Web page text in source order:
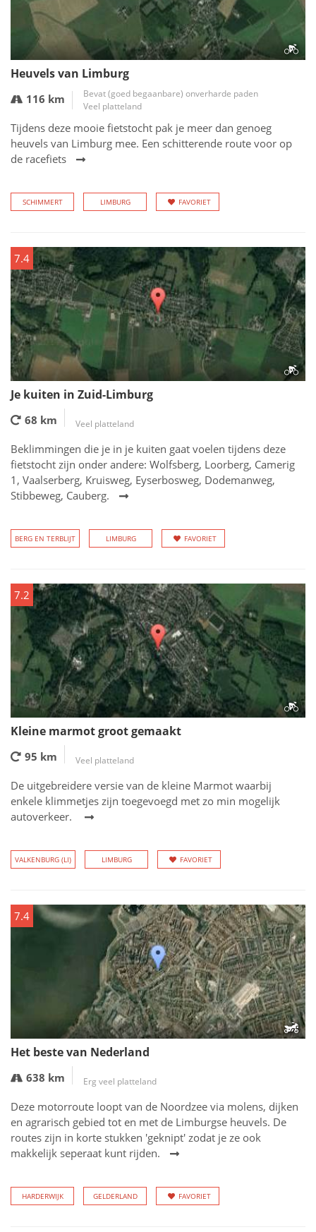
Heuvels van Limburg
116 km
Bevat (goed begaanbare) onverharde paden
Veel platteland
Tijdens deze mooie fietstocht pak je meer dan genoeg
heuvels van Limburg mee. Een schitterende route voor op
de racefiets
SCHIMMERT LIMBURG FAVORIET
7.4
Je kuiten in Zuid-Limburg
68 km Veel platteland
Beklimmingen die je in je kuiten gaat voelen tijdens deze
fietstocht zijn onder andere: Wolfsberg, Loorberg, Camerig
1, Vaalserberg, Kruisweg, Eyserbosweg, Dodemanweg,
Stibbeweg, Cauberg.
BERG EN TERBLIJT LIMBURG FAVORIET
7.2
Kleine marmot groot gemaakt
95 km Veel platteland
De uitgebreidere versie van de kleine Marmot waarbij
enkele klimmetjes zijn toegevoegd met zo min mogelijk
autoverkeer.
VALKENBURG (LI) LIMBURG FAVORIET
7.4
Het beste van Nederland
638 km Erg veel platteland
Deze motorroute loopt van de Noordzee via molens, dijken
en agrarisch gebied tot en met de Limburgse heuvels. De
routes zijn in korte stukken 'geknipt' zodat je ze ook
makkelijk seperaat kunt rijden.
HARDERWIJK GELDERLAND FAVORIET